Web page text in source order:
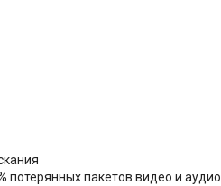
потерянных пакетов видео и аудио